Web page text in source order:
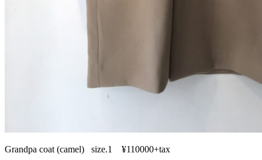
Grandpa coat (camel) size.1 ¥110000+tax